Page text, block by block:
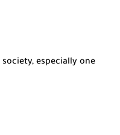
especially one